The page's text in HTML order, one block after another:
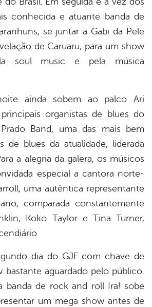
conhecida e atuante banda de
se juntar a Gabi da Pele
de Caruaru, para um show
soul music e pela música
ainda sobem ao palco Ari
organistas de blues do
Band, uma das mais bem
de blues da atualidade, liderada
a alegria da galera, os músicos
especial a cantora norte-
uma autêntica representante
comparada constantemente
Koko Taylor e Tina Turner,
dia do GJF com chave de
aguardado pelo público.
banda de rock and roll Ira! sobe
um mega show antes de